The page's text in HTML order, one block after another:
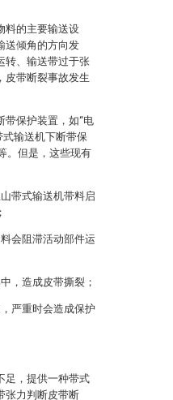
料的主要输送设
送倾角的方向发
转、输送带过于张
皮带断裂事故发生
带保护装置，如“电
式输送机下断带保
。但是，这些现有
带式输送机带料启
会阻滞活动部件运
，造成皮带撕裂；
严重时会造成保护
足，提供一种带式
张力判断皮带断